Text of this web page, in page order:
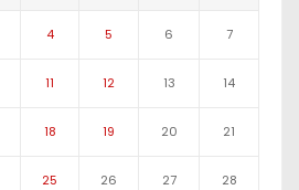
4 5 6 7
11 12 13 14
18 19 20 21
25 26 27 28